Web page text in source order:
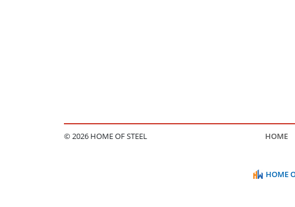
© 2026 HOME OF STEEL HOME
HOME